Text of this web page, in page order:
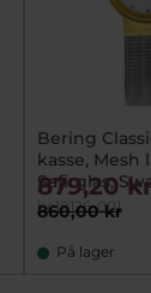
Bering
kasse, Mesh
Safirglas,
26mm
be10126-001
860,00 kr
879,20
På lager